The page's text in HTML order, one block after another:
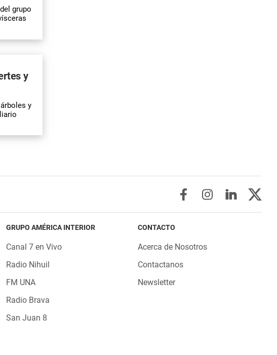
grupo
y
y
GRUPO AMÉRICA INTERIOR
Canal 7 en Vivo
Radio Nihuil
FM UNA
Radio Brava
San Juan 8
CONTACTO
Acerca de Nosotros
Contactanos
Newsletter